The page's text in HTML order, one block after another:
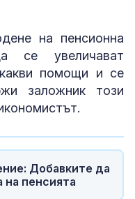
на пенсионна
се увеличават
помощи и се
заложник този
Добавките да
пенсията